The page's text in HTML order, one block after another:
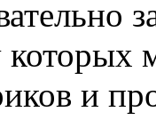
которых
и